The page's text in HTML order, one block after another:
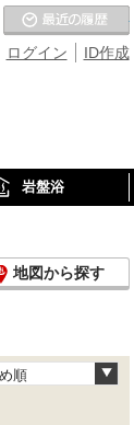
ID作成
ログイン
お気に入りの温泉
岩盤浴
地図から探す
順